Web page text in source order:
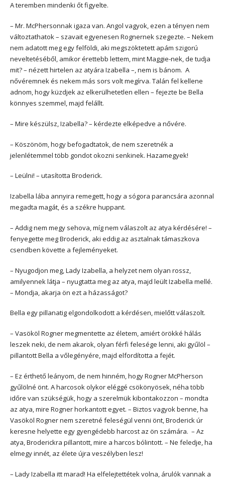
A teremben mindenki őt figyelte.
– Mr. McPhersonnak igaza van. Angol vagyok, ezen a tényen nem
változtathatok – szavait egyenesen Rognernek szegezte. – Nekem
nem adatott meg egy felföldi, aki megszöktetett apám szigorú
neveltetéséből, amikor érettebb lettem, mint Maggie-nek, de tudja
mit? – nézett hirtelen az atyára Izabella –, nem is bánom. A
nővéremnek és nekem más sors volt megírva. Talán fel kellene
adnom, hogy küzdjek az elkerülhetetlen ellen – fejezte be Bella
könnyes szemmel, majd felállt.
– Mire készülsz, Izabella? – kérdezte elképedve a nővére.
– Köszönöm, hogy befogadtatok, de nem szeretnék a
jelenlétemmel több gondot okozni senkinek. Hazamegyek!
– Leülni! – utasította Broderick.
Izabella lába annyira remegett, hogy a sógora parancsára azonnal
megadta magát, és a székre huppant.
– Addig nem megy sehova, míg nem válaszolt az atya kérdésére! –
fenyegette meg Broderick, aki eddig az asztalnak támaszkova
csendben követte a fejleményeket.
– Nyugodjon meg, Lady Izabella, a helyzet nem olyan rossz,
amilyennek látja – nyugtatta meg az atya, majd leült Izabella mellé.
– Mondja, akarja ön ezt a házasságot?
Bella egy pillanatig elgondolkodott a kérdésen, mielőtt válaszolt.
– Vasököl Rogner megmentette az életem, amiért örökké hálás
leszek neki, de nem akarok, olyan férfi felesége lenni, aki gyűlöl –
pillantott Bella a vőlegényére, majd elfordította a fejét.
– Ez érthető leányom, de nem hinném, hogy Rogner McPherson
gyűlölné önt. A harcosok olykor eléggé csökönyösek, néha több
időre van szükségük, hogy a szerelmük kibontakozzon – mondta
az atya, mire Rogner horkantott egyet. – Biztos vagyok benne, ha
Vasököl Rogner nem szeretné feleségül venni önt, Broderick úr
keresne helyette egy gyengédebb harcost az ön számára. – Az
atya, Broderickra pillantott, mire a harcos bólintott. – Ne feledje, ha
elmegy innét, az élete újra veszélyben lesz!
– Lady Izabella itt marad! Ha elfelejtettétek volna, árulók vannak a